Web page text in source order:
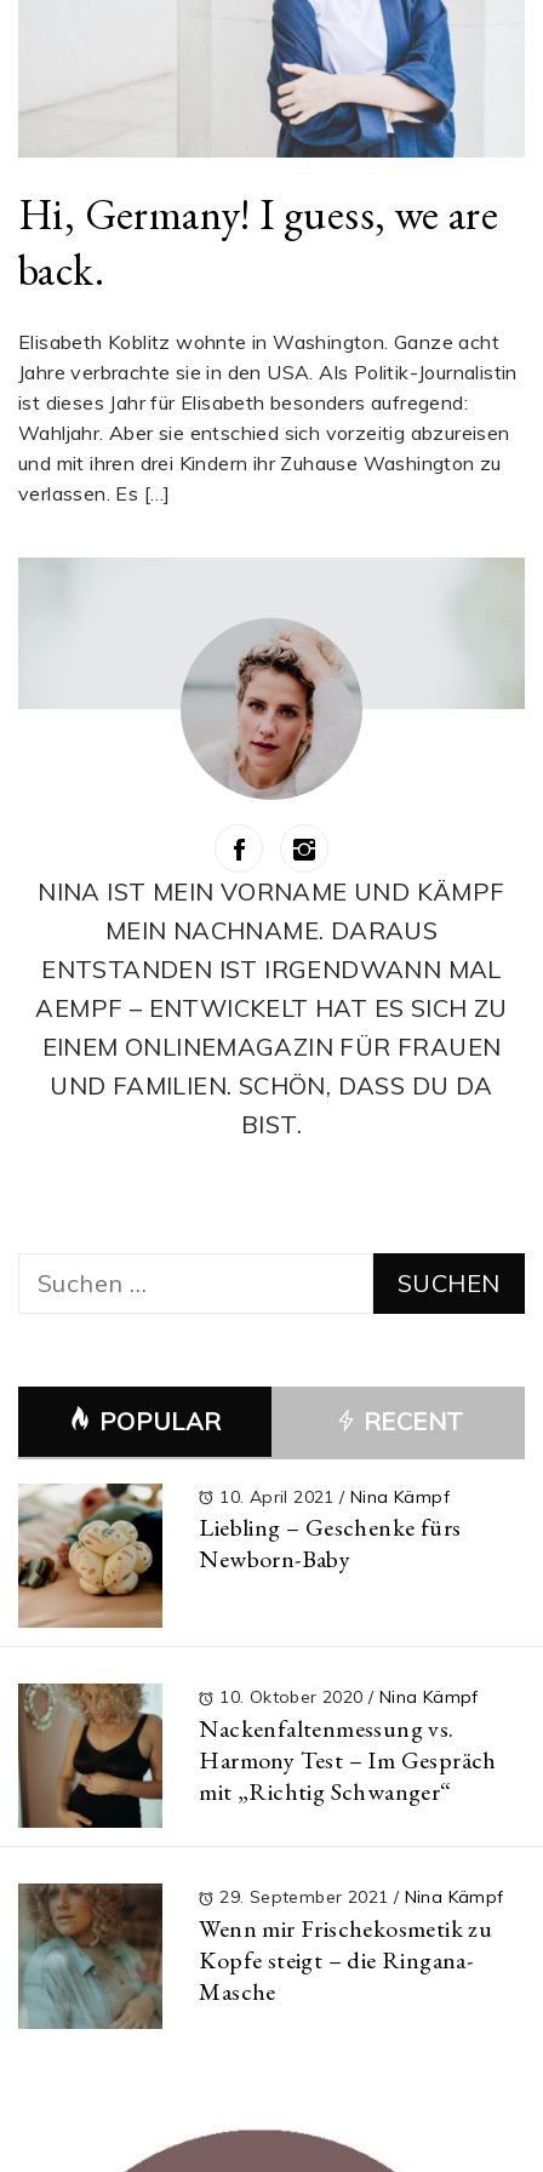
Hi, Germany! I guess, we are
back.
Elisabeth Koblitz wohnte in Washington. Ganze acht
Jahre verbrachte sie in den USA. Als Politik-Journalistin
ist dieses Jahr für Elisabeth besonders aufregend:
Wahljahr. Aber sie entschied sich vorzeitig abzureisen
und mit ihren drei Kindern ihr Zuhause Washington zu
verlassen. Es […]
NINA IST MEIN VORNAME UND KÄMPF
MEIN NACHNAME. DARAUS
ENTSTANDEN IST IRGENDWANN MAL
AEMPF – ENTWICKELT HAT ES SICH ZU
EINEM ONLINEMAGAZIN FÜR FRAUEN
UND FAMILIEN. SCHÖN, DASS DU DA
BIST.
Suchen
POPULAR RECENT
10. April 2021/ Nina Kämpf
Liebling – Geschenke fürs
Newborn-Baby
10. Oktober 2020 / Nina Kämpf
Nackenfaltenmessung vs.
Harmony Test – Im Gespräch
mit „Richtig Schwanger“
29. September 2021 / Nina Kämpf
Wenn mir Frischekosmetik zu
Kopfe steigt – die Ringana-
Masche